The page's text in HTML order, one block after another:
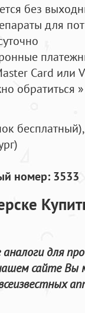
без
для
Card или
обратиться
бесплатный),
номер: 3533
для
сайте